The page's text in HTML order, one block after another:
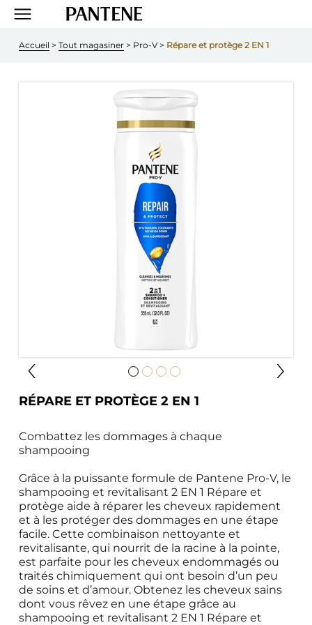
Accueil > Tout magasiner > Pro-V > Répare et protège 2 EN 1
RÉPARE ET PROTÈGE 2 EN 1
Combattez les dommages à chaque
shampooing
Grâce à la puissante formule de Pantene Pro-V, le
shampooing et revitalisant 2 EN 1 Répare et
protège aide à réparer les cheveux rapidement
et à les protéger des dommages en une étape
facile. Cette combinaison nettoyante et
revitalisante, qui nourrit de la racine à la pointe,
est parfaite pour les cheveux endommagés ou
traités chimiquement qui ont besoin d’un peu
de soins et d’amour. Obtenez les cheveux sains
dont vous rêvez en une étape grâce au
shampooing et revitalisant 2 EN 1 Répare et